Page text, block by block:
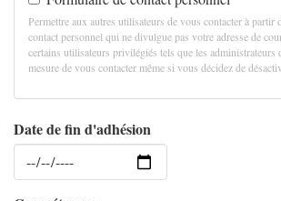
Permettre aux autres utilisateurs de vous contacter à partir
contact personnel qui ne divulgue pas votre adresse de
certains utilisateurs privilégiés tels que les administrateurs
mesure de vous contacter même si vous décidez de
Date de fin d'adhésion
Date